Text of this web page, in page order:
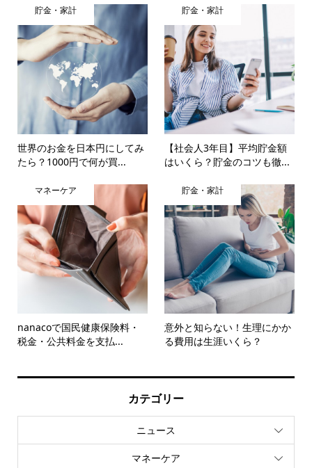
貯金・家計
世界のお金を日本円にしてみ
たら？1000円で何が買...
貯金・家計
【社会人3年目】平均貯金額
はいくら？貯金のコツも徹...
マネーケア
nanacoで国民健康保険料・
税金・公共料金を支払...
貯金・家計
意外と知らない！生理にかか
る費用は生涯いくら？
カテゴリー
ニュース
マネーケア